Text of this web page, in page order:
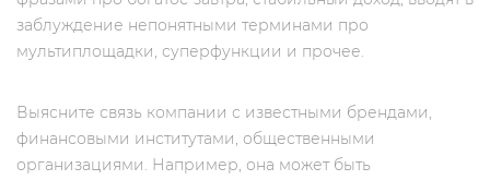
заблуждение непонятными терминами про
мультиплощадки, суперфункции и прочее.
Выясните связь компании с известными брендами,
финансовыми институтами, общественными
организациями. Например, она может быть